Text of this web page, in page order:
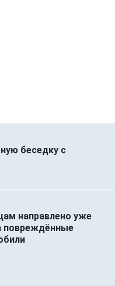
беседку с
направлено уже
повреждённые